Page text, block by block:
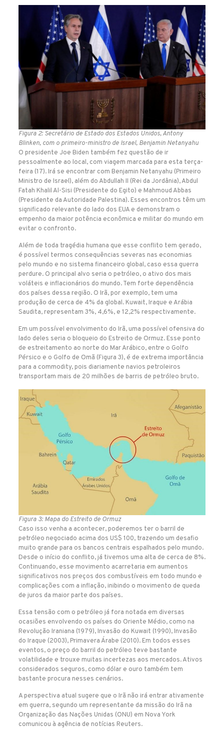
Figura 2: Secretário de Estado dos Estados Unidos, Antony
Blinken, com o primeiro-ministro de Israel, Benjamin Netanyahu
O presidente Joe Biden também fez questão de ir
pessoalmente ao local, com viagem marcada para esta terça-
feira (17). Irá se encontrar com Benjamin Netanyahu (Primeiro
Ministro de Israel), além do Abdullah II (Rei da Jordânia), Abdul
Fatah Khalil Al-Sisi (Presidente do Egito) e Mahmoud Abbas
(Presidente da Autoridade Palestina). Esses encontros têm um
significado relevante do lado dos EUA e demonstram o
empenho da maior potência econômica e militar do mundo em
evitar o confronto.
Além de toda tragédia humana que esse conflito tem gerado,
é possível termos consequências severas nas economias
pelo mundo e no sistema financeiro global, caso essa guerra
perdure. O principal alvo seria o petróleo, o ativo dos mais
voláteis e inflacionários do mundo. Tem forte dependência
dos países dessa região. O Irã, por exemplo, tem uma
produção de cerca de 4% da global. Kuwait, Iraque e Arábia
Saudita, representam 3%, 4,6%, e 12,2% respectivamente.
Em um possível envolvimento do Irã, uma possível ofensiva do
lado deles seria o bloqueio do Estreito de Ormuz. Esse ponto
de estreitamento ao norte do Mar Arábico, entre o Golfo
Pérsico e o Golfo de Omã (Figura 3), é de extrema importância
para a commodity, pois diariamente navios petroleiros
transportam mais de 20 milhões de barris de petróleo bruto.
Figura 3: Mapa do Estreito de Ormuz
Caso isso venha a acontecer, poderemos ter o barril de
petróleo negociado acima dos US$ 100, trazendo um desafio
muito grande para os bancos centrais espalhados pelo mundo.
Desde o início do conflito, já tivemos uma alta de cerca de 8%.
Continuando, esse movimento acarretaria em aumentos
significativos nos preços dos combustíveis em todo mundo e
complicações com a inflação, inibindo o movimento de queda
de juros da maior parte dos países.
Essa tensão com o petróleo já fora notada em diversas
ocasiões envolvendo os países do Oriente Médio, como na
Revolução Iraniana (1979), Invasão do Kuwait (1990), Invasão
do Iraque (2003), Primavera Árabe (2010). Em todos esses
eventos, o preço do barril do petróleo teve bastante
volatilidade e trouxe muitas incertezas aos mercados. Ativos
considerados seguros, como dólar e ouro também tem
bastante procura nesses cenários.
A perspectiva atual sugere que o Irã não irá entrar ativamente
em guerra, segundo um representante da missão do Irã na
Organização das Nações Unidas (ONU) em Nova York
comunicou à agência de notícias Reuters.